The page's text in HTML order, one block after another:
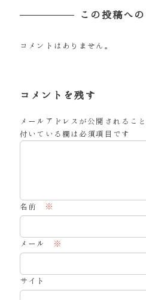
この投稿へ
コメントはありません。
コメントを残す
メールアドレスが公開されるこ
付いている欄は必須項目です
名前 ※
メール ※
サイト